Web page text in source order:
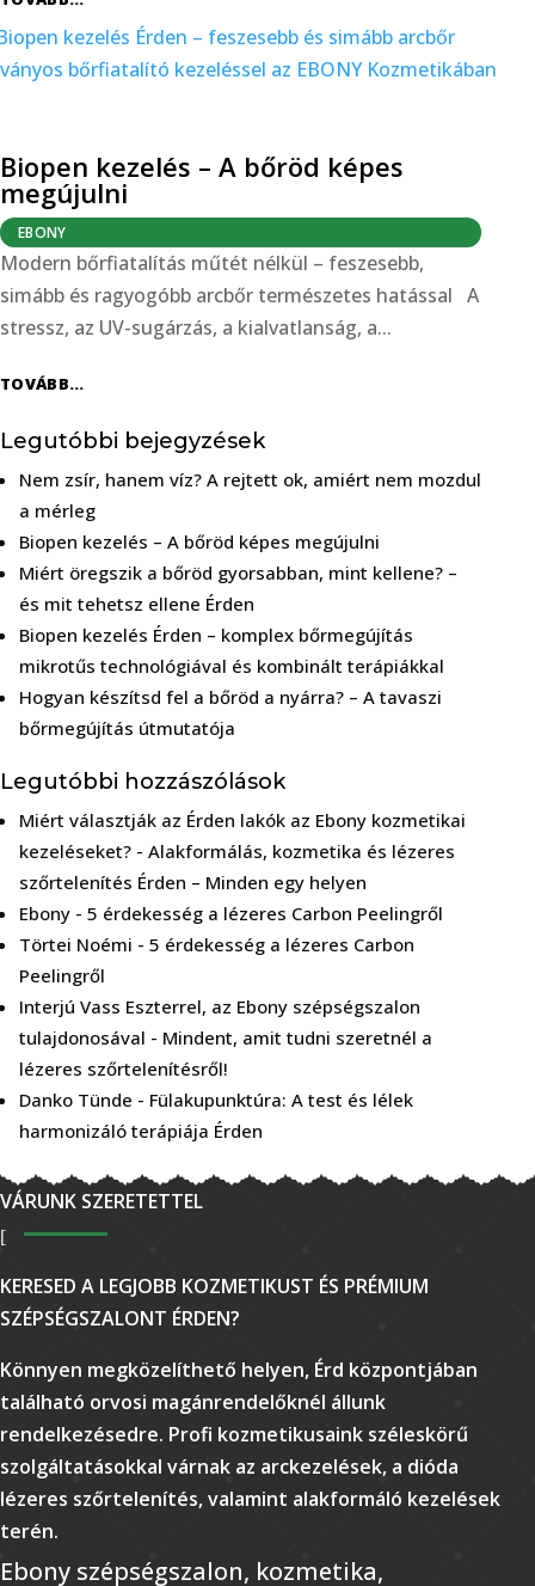
Biopen kezelés – A bőröd képes
megújulni
EBONY
Modern bőrfiatalítás műtét nélkül – feszesebb,
simább és ragyogóbb arcbőr természetes hatással A
stressz, az UV-sugárzás, a kialvatlanság, a...
TOVÁBB...
Legutóbbi bejegyzések
Nem zsír, hanem víz? A rejtett ok, amiért nem mozdul
a mérleg
Biopen kezelés – A bőröd képes megújulni
Miért öregszik a bőröd gyorsabban, mint kellene? –
és mit tehetsz ellene Érden
Biopen kezelés Érden – komplex bőrmegújítás
mikrotűs technológiával és kombinált terápiákkal
Hogyan készítsd fel a bőröd a nyárra? – A tavaszi
bőrmegújítás útmutatója
Legutóbbi hozzászólások
Miért választják az Érden lakók az Ebony kozmetikai
kezeléseket? - Alakformálás, kozmetika és lézeres
szőrtelenítés Érden – Minden egy helyen
Ebony - 5 érdekesség a lézeres Carbon Peelingről
Törtei Noémi - 5 érdekesség a lézeres Carbon
Peelingről
Interjú Vass Eszterrel, az Ebony szépségszalon
tulajdonosával - Mindent, amit tudni szeretnél a
lézeres szőrtelenítésről!
Danko Tünde - Fülakupunktúra: A test és lélek
harmonizáló terápiája Érden
VÁRUNK SZERETETTEL
KERESED A LEGJOBB KOZMETIKUST ÉS PRÉMIUM
SZÉPSÉGSZALONT ÉRDEN?
Könnyen megközelíthető helyen, Érd központjában
található orvosi magánrendelőknél állunk
rendelkezésedre. Profi kozmetikusaink széleskörű
szolgáltatásokkal várnak az arckezelések, a dióda
lézeres szőrtelenítés, valamint alakformáló kezelések
terén.
Ebony szépségszalon, kozmetika,